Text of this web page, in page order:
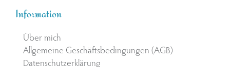
Information
Über mich
Allgemeine Geschäftsbedingungen (AGB)
Datenschutzerklärung